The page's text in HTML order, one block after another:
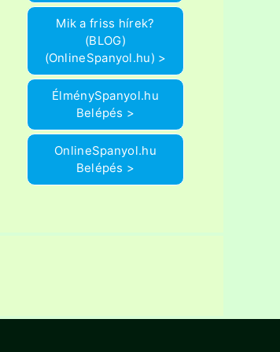
Mik a friss hírek?
(BLOG)
(OnlineSpanyol.hu) >
ÉlménySpanyol.hu
Belépés >
OnlineSpanyol.hu
Belépés >